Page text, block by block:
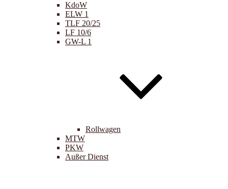
KdoW
ELW 1
TLF 20/25
LF 10/6
GW-L 1
Rollwagen
MTW
PKW
Außer Dienst